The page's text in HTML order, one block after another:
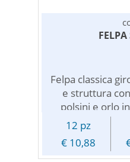
Felpa classica
e struttura
polsini e orlo
cotone/lycra.
piacevole
logo, stampa
12 pz
€ 10,88